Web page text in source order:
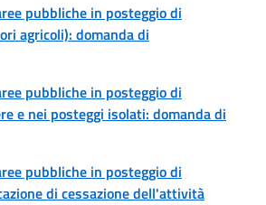
pubbliche in posteggio di
agricoli): domanda di
pubbliche in posteggio di
e nei posteggi isolati: domanda di
pubbliche in posteggio di
di cessazione dell'attività